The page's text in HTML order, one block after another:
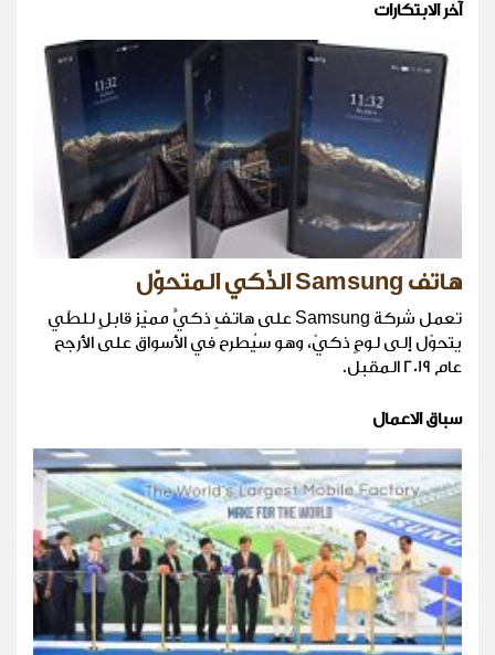
آخر الابتكارات
هاتف Samsung الذّكي المتحوّل
تعمل شركة Samsung على هاتفٍ ذكيٍّ مميّز قابلٍ للطّي
يتحوّل إلى لوحٍ ذكيّ، وهو سيُطرح في الأسواق على الأرجح
عام 2019 المقبل.
سباق الاعمال